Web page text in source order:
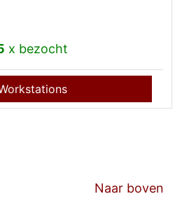
x bezocht
Naar boven